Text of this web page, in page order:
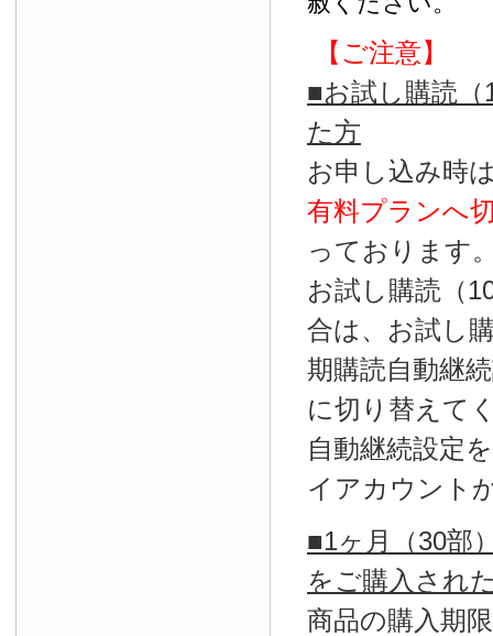
【ご注意】
■お試し購読
た方
お申し込み時
有料プランへ
っております
お試し購読（
合は、お試し
期購読自動継
に切り替えて
自動継続設定
イアカウント
■1ヶ月（30部
をご購入され
商品の購入期